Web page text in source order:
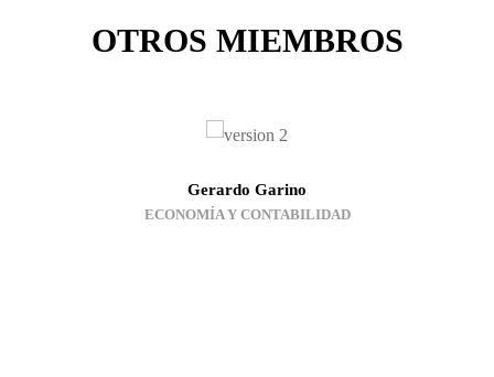
OTROS MIEMBROS
Gerardo Garino
ECONOMÍA Y CONTABILIDAD